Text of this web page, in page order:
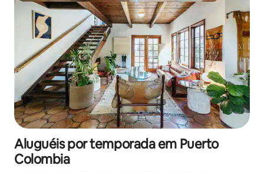
Aluguéis por temporada em Puerto
Colombia